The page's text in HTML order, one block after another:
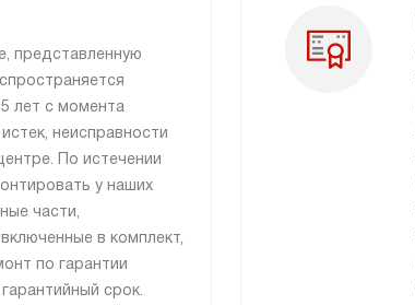
представленную
лет с момента
неисправности
По истечении
у наших
части,
в комплект,
по гарантии
срок.